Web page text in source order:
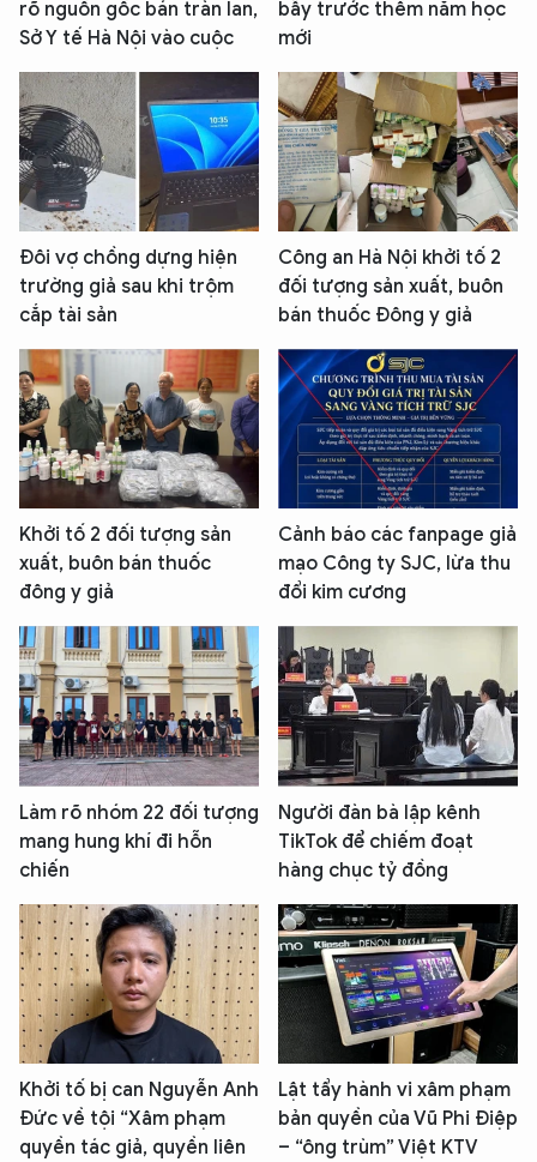
rõ nguồn gốc bán tràn lan,
Sở Y tế Hà Nội vào cuộc
bẫy trước thềm năm học
mới
Đôi vợ chồng dựng hiện
trường giả sau khi trộm
cắp tài sản
Công an Hà Nội khởi tố 2
đối tượng sản xuất, buôn
bán thuốc Đông y giả
Khởi tố 2 đối tượng sản
xuất, buôn bán thuốc
đông y giả
Cảnh báo các fanpage giả
mạo Công ty SJC, lừa thu
đổi kim cương
Làm rõ nhóm 22 đối tượng
mang hung khí đi hỗn
chiến
Người đàn bà lập kênh
TikTok để chiếm đoạt
hàng chục tỷ đồng
Khởi tố bị can Nguyễn Anh
Đức về tội “Xâm phạm
quyền tác giả, quyền liên
Lật tẩy hành vi xâm phạm
bản quyền của Vũ Phi Điệp
– “ông trùm” Việt KTV